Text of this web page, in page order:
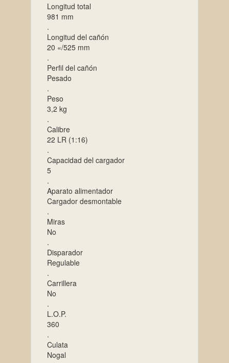
Longitud total
981 mm
.
Longitud del cañón
20 «/525 mm
.
Perfil del cañón
Pesado
.
Peso
3,2 kg
.
Calibre
22 LR (1:16)
.
Capacidad del cargador
5
.
Aparato alimentador
Cargador desmontable
.
Miras
No
.
Disparador
Regulable
.
Carrillera
No
.
L.O.P.
360
.
Culata
Nogal